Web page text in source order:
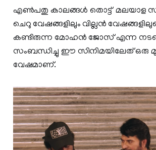
എൺപതു കാലങ്ങൾ തൊട്ട് മലയാള
ചെറു വേഷങ്ങളിലും വില്ലൻ
കണ്ടിരുന്ന മോഹൻ ജോസ് എന്ന
സംബന്ധിച്ചു ഈ സിനിമയിലേത് ഒരു
വേഷമാണ്.